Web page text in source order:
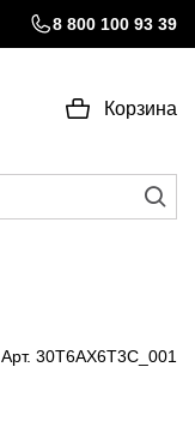
8 800 100 93 39
Корзина
Арт. 30T6AX6T3C_001